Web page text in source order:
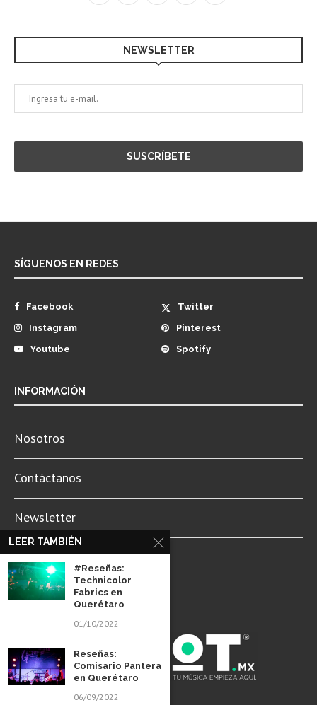
NEWSLETTER
SÍGUENOS EN REDES
Facebook
Twitter
Instagram
Pinterest
Youtube
Spotify
INFORMACIÓN
Nosotros
Contáctanos
Newsletter
Aviso de Privacidad
LEER TAMBIÉN
#Reseñas:
Technicolor
Fabrics en
Querétaro
01/10/2022
Reseñas:
Comisario Pantera
en Querétaro
06/09/2022